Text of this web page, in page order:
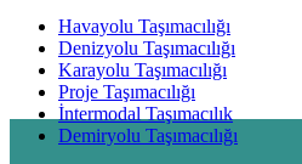
Havayolu Taşımacılığı
Denizyolu Taşımacılığı
Karayolu Taşımacılığı
Proje Taşımacılığı
İntermodal Taşımacılık
Demiryolu Taşımacılığı